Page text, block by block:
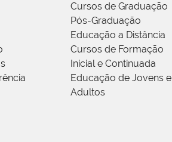
Cursos de Graduação
Pós-Graduação
Educação a Distância
Cursos de Formação
Inicial e Continuada
Educação de Jovens e
Adultos